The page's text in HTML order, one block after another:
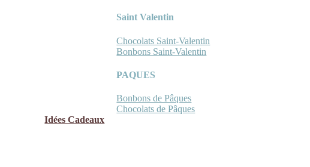
Saint Valentin
Chocolats Saint-Valentin
Bonbons Saint-Valentin
PAQUES
Bonbons de Pâques
Chocolats de Pâques
Idées Cadeaux